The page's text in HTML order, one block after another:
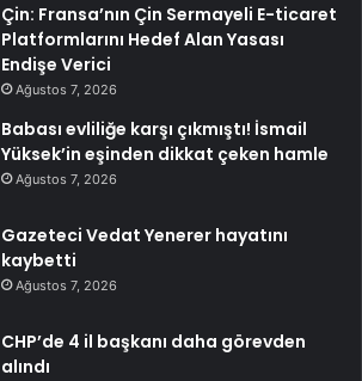
Çin: Fransa’nın Çin Sermayeli E-ticaret
Platformlarını Hedef Alan Yasası
Endişe Verici
Ağustos 7, 2026
Babası evliliğe karşı çıkmıştı! İsmail
Yüksek’in eşinden dikkat çeken hamle
Ağustos 7, 2026
Gazeteci Vedat Yenerer hayatını
kaybetti
Ağustos 7, 2026
CHP’de 4 il başkanı daha görevden
alındı